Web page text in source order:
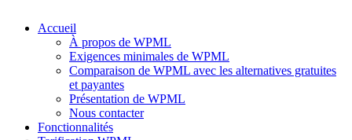
Accueil
À propos de WPML
Exigences minimales de WPML
Comparaison de WPML avec les alternatives gratuites
et payantes
Présentation de WPML
Nous contacter
Fonctionnalités